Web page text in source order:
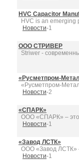
HVC Capacitor
HVC is an emerging
Новости-1
ООО СТРИВЕР
Striwer -
«Русметпром-
«Русметпром-
Новости-2
«СПАРК»
ООО «СПАРК» – это
Новости-1
«Завод ЛСТК»
ООО «Завод ЛСТК» –
Новости-1